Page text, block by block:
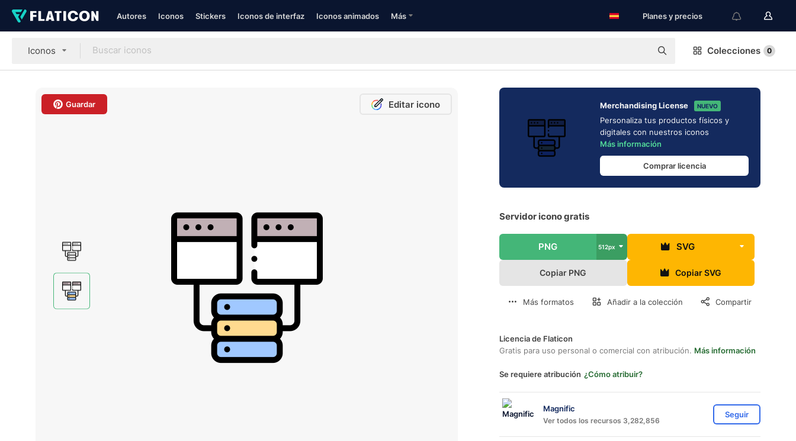
Autores Iconos Stickers Iconos de interfaz Iconos animados Más Planes y precios
Iconos Colecciones 0
Guardar Editar icono Merchandising License NUEVO
Personaliza tus productos físicos y
digitales con nuestros iconos
Más información
Comprar licencia
Servidor icono gratis
PNG 512px SVG
Copiar PNG Copiar SVG
Más formatos Añadir a la colección Compartir
Licencia de Flaticon
Gratis para uso personal o comercial con atribución. Más información
Se requiere atribución ¿Cómo atribuir?
Magnific
Ver todos los recursos 3,282,856
Seguir